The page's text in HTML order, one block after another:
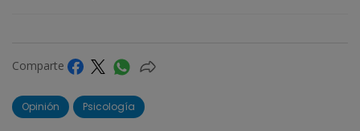
Comparte
Opinión Psicología